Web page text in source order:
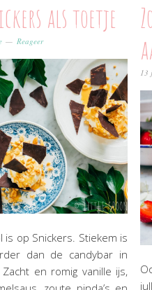
als toetje
Reageer
op Snickers. Stiekem is
dan de candybar in
en romig vanille ijs,
13